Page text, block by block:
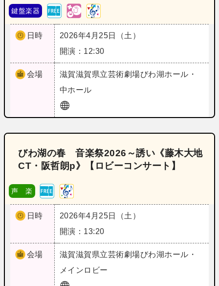
鍵盤楽器
日時
2026年4月25日（土）
開演：12:30
会場 滋賀滋賀県立芸術劇場びわ湖ホール・
中ホール
びわ湖の春 音楽祭2026～誘い《藤木大地
CT・阪哲朗p》【ロビーコンサート】
声 楽
日時
2026年4月25日（土）
開演：13:20
会場 滋賀滋賀県立芸術劇場びわ湖ホール・
メインロビー